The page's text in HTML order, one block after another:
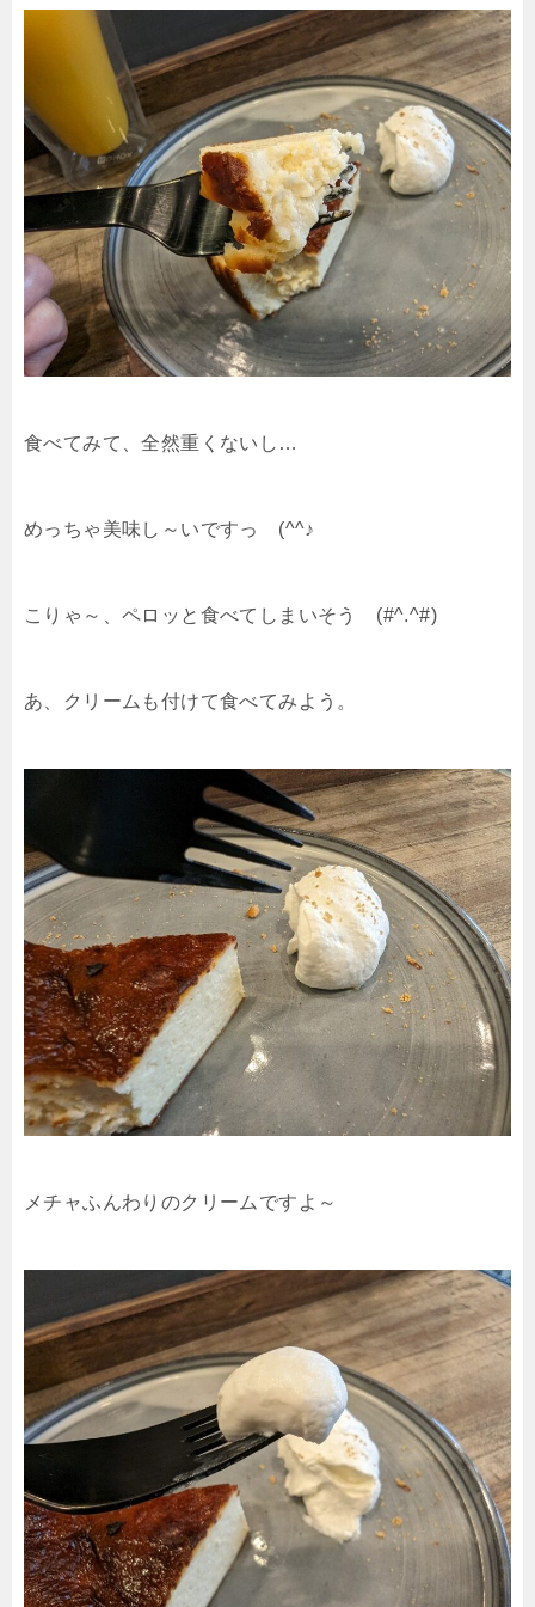
食べてみて、全然重くないし…
めっちゃ美味し～いですっ (^^♪
こりゃ～、ペロッと食べてしまいそう (#^.^#)
あ、クリームも付けて食べてみよう。
メチャふんわりのクリームですよ～